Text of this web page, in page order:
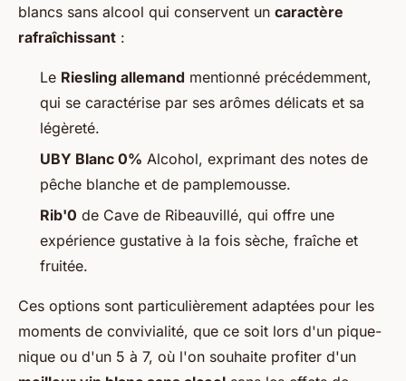
blancs sans alcool qui conservent un caractère
rafraîchissant :
Le Riesling allemand mentionné précédemment,
qui se caractérise par ses arômes délicats et sa
légèreté.
UBY Blanc 0% Alcohol, exprimant des notes de
pêche blanche et de pamplemousse.
Rib'0 de Cave de Ribeauvillé, qui offre une
expérience gustative à la fois sèche, fraîche et
fruitée.
Ces options sont particulièrement adaptées pour les
moments de convivialité, que ce soit lors d'un pique-
nique ou d'un 5 à 7, où l'on souhaite profiter d'un